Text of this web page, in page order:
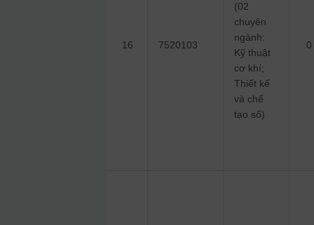
16 7520103
(02
chuyên
ngành:
Kỹ thuật
cơ khí;
Thiết kế
và chế
tạo số)
0